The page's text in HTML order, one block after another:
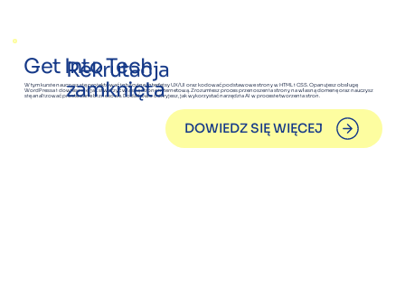
Get Into Tech
W tym kursie nauczysz się projektować intuicyjne interfejsy UX/UI oraz kodować podstawowe strony w HTML i CSS. Opanujesz obsługę
WordPressa i dowiesz się, jak stworzyć własną stronę internetową. Zrozumiesz proces przenoszenia strony na własną domenę oraz nauczysz
się analizować proste dane biznesowe. Dodatkowo odkryjesz, jak wykorzystać narzędzia AI w procesie tworzenia stron.
DOWIEDZ SIĘ WIĘCEJ
Rekrutacja
zamknięta